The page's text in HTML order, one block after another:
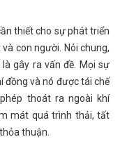
thiết cho sự phát triển
con người. Nói chung,
gây ra vấn đề. Mọi sự
đồng và nó được tái chế
thoát ra ngoài khí
mát quá trình thải, tất
thuận.